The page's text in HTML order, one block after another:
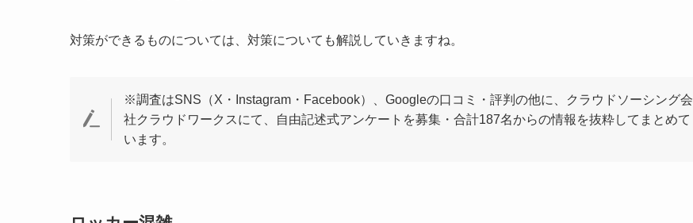
対策ができるものについては、対策についても解説していきますね。
※調査はSNS（X・Instagram・Facebook）、Googleの口コミ・評判の他に、クラウドソーシング会
社クラウドワークスにて、自由記述式アンケートを募集・合計187名からの情報を抜粋してまとめて
います。